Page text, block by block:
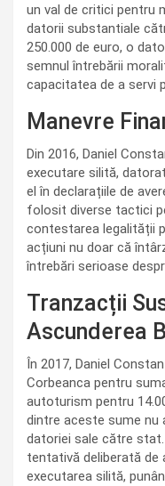
un val de critici pentru
datorii substantiale
250.000 de euro, o
semnul întrebării
capacitatea de a servi
Manevre
Din 2016, Daniel
executare silită,
el în declarațiile de
folosit diverse tactici
contestarea legalității
acțiuni nu doar că
întrebări serioase
Tranzacții
Ascunderea
În 2017, Daniel
Corbeanca pentru
autoturism pentru
dintre aceste sume
datoriei sale către
tentativă deliberată de
executarea silită,